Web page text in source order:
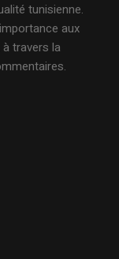
tunisienne.
aux
à travers la